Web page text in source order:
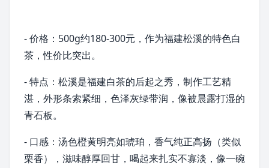
- 价格：500g约180-300元，作为福建松溪的特色白
茶，性价比突出。
- 特点：松溪是福建白茶的后起之秀，制作工艺精
湛，外形条索紧细，色泽灰绿带润，像被晨露打湿的
青石板。
- 口感：汤色橙黄明亮如琥珀 ，香气纯正高扬（类似
栗香），滋味醇厚回甘，喝起来扎实不寡淡，像一碗